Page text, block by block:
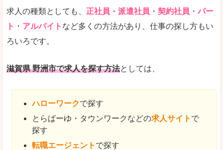
求人の種類としても、 正社員 ・ 派遣社員 ・ 契約社員 ・ パー
ト ・ アルバイト など多くの方法があり、仕事の探し方もい
ろいろです。
滋賀県 野洲市で求人を探す方法としては、
ハローワークで探す
とらばーゆ・タウンワークなどの求人サイト で
探す
転職エージェント で探す